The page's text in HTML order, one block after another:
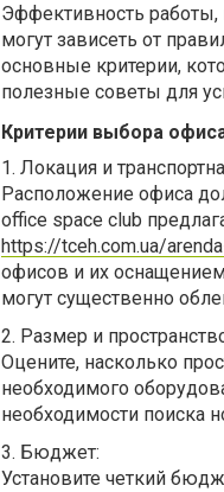
Эффективность работы,
могут зависеть от
основные критерии,
полезные советы для
Критерии выбора
1. Локация и
Расположение офиса
office space club
https://tceh.com.ua/
офисов и их
могут существенно
2. Размер и
Оцените, насколько
необходимого
необходимости поиска
3. Бюджет:
Установите четкий